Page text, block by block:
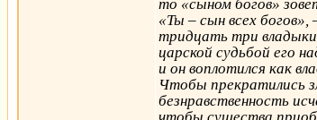
то «сыном богов»
«Ты – сын всех богов»,
тридцать три владыки
царской судьбой его
и он воплотился как
Чтобы прекратились
безнравственность